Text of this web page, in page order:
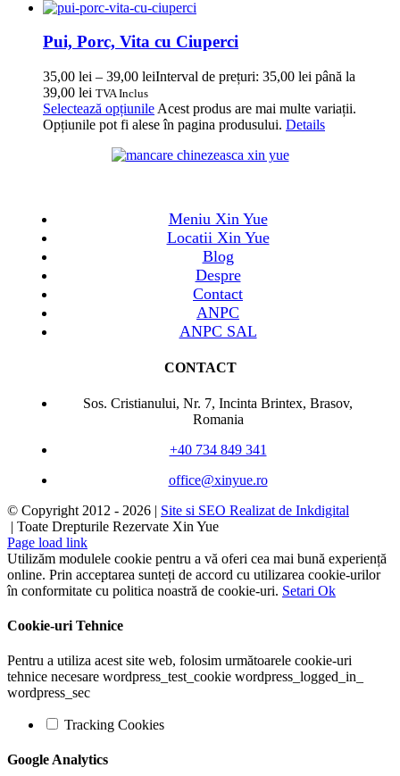
Pui, Porc, Vita cu Ciuperci
35,00 lei – 39,00 leiInterval de prețuri: 35,00 lei până la
39,00 lei TVA Inclus
Selectează opțiunile Acest produs are mai multe variații.
Opțiunile pot fi alese în pagina produsului. Details
Meniu Xin Yue
Locatii Xin Yue
Blog
Despre
Contact
ANPC
ANPC SAL
CONTACT
Sos. Cristianului, Nr. 7, Incinta Brintex, Brasov,
Romania
+40 734 849 341
office@xinyue.ro
© Copyright 2012 - 2026 | Site si SEO Realizat de Inkdigital
| Toate Drepturile Rezervate Xin Yue
Page load link
Utilizăm modulele cookie pentru a vă oferi cea mai bună experiență
online. Prin acceptarea sunteți de accord cu utilizarea cookie-urilor
în conformitate cu politica noastră de cookie-uri. Setari Ok
Cookie-uri Tehnice
Pentru a utiliza acest site web, folosim următoarele cookie-uri
tehnice necesare wordpress_test_cookie wordpress_logged_in_
wordpress_sec
Tracking Cookies
Google Analytics